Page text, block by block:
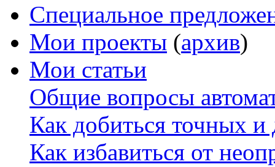
Специальное
Мои проекты (архив)
Мои статьи
Общие вопросы
Как добиться точных
Как избавиться от